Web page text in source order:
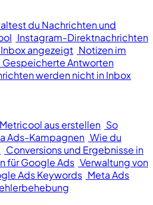
du Nachrichten und
Instagram-Direktnachrichten
angezeigt Notizen im
Gespeicherte Antworten
werden nicht in Inbox
aus erstellen So
Ads-Kampagnen Wie du
Conversions und Ergebnisse in
für Google Ads Verwaltung von
Ads Keywords Meta Ads